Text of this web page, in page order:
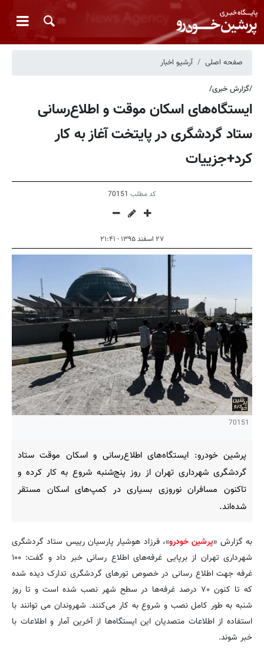
صفحه اصلی آرشیو اخبار
/گزارش خبری/
ایستگاه‌های اسکان موقت و اطلاع‌رسانی
ستاد گردشگری در پایتخت آغاز به کار
کرد+جزییات
کد مطلب 70151
۲۷ اسفند ۱۳۹۵ - ۲۱:۴۱
70151
پرشین خودرو: ایستگاه‌های اطلاع‌رسانی و اسکان موقت ستاد
گردشگری شهرداری تهران از روز پنج‌شنبه شروع به کار کرده و
تاکنون مسافران نوروزی بسیاری در کمپ‌های اسکان مستقر
شده‌اند.
به گزارش «پرشین خودرو»، فرزاد هوشیار پارسیان رییس ستاد گردشگری
شهرداری تهران از برپایی غرفه‌های اطلاع رسانی خبر داد و گفت: ۱۰۰
غرفه جهت اطلاع رسانی در خصوص تورهای گردشگری تدارک دیده شده
که تا کنون ۷۰ درصد غرفه‌ها در سطح شهر نصب شده است و تا روز
شنبه به طور کامل نصب و شروع به کار می‌کنند. شهروندان می توانند با
استفاده از اطلاعات متصدیان این ایستگاه‌ها از آخرین آمار و اطلاعات با
خبر شوند.